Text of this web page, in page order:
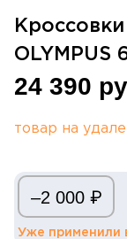
OLYMPUS
24 390
товар на
–2 000 ₽
Уже применили